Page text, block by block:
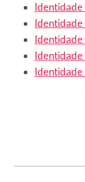
Identidade
Identidade
Identidade
Identidade
Identidade